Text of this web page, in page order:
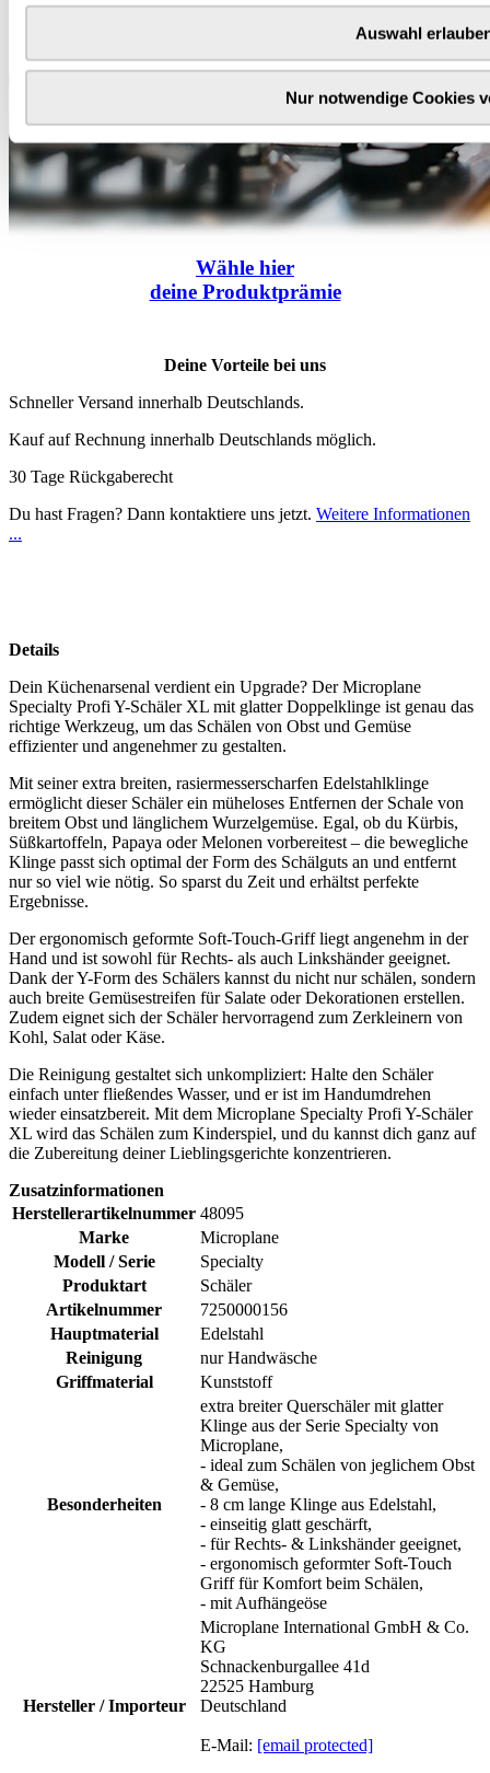
Auswahl
Nur notwendige Cookies
Wähle hier
deine Produktprämie
Deine Vorteile bei uns
Schneller Versand innerhalb Deutschlands.
Kauf auf Rechnung innerhalb Deutschlands möglich.
30 Tage Rückgaberecht
Du hast Fragen? Dann kontaktiere uns jetzt. Weitere Informationen
...
Details
Dein Küchenarsenal verdient ein Upgrade? Der Microplane
Specialty Profi Y-Schäler XL mit glatter Doppelklinge ist genau das
richtige Werkzeug, um das Schälen von Obst und Gemüse
effizienter und angenehmer zu gestalten.
Mit seiner extra breiten, rasiermesserscharfen Edelstahlklinge
ermöglicht dieser Schäler ein müheloses Entfernen der Schale von
breitem Obst und länglichem Wurzelgemüse. Egal, ob du Kürbis,
Süßkartoffeln, Papaya oder Melonen vorbereitest – die bewegliche
Klinge passt sich optimal der Form des Schälguts an und entfernt
nur so viel wie nötig. So sparst du Zeit und erhältst perfekte
Ergebnisse.
Der ergonomisch geformte Soft-Touch-Griff liegt angenehm in der
Hand und ist sowohl für Rechts- als auch Linkshänder geeignet.
Dank der Y-Form des Schälers kannst du nicht nur schälen, sondern
auch breite Gemüsestreifen für Salate oder Dekorationen erstellen.
Zudem eignet sich der Schäler hervorragend zum Zerkleinern von
Kohl, Salat oder Käse.
Die Reinigung gestaltet sich unkompliziert: Halte den Schäler
einfach unter fließendes Wasser, und er ist im Handumdrehen
wieder einsatzbereit. Mit dem Microplane Specialty Profi Y-Schäler
XL wird das Schälen zum Kinderspiel, und du kannst dich ganz auf
die Zubereitung deiner Lieblingsgerichte konzentrieren.
Zusatzinformationen
Herstellerartikelnummer 48095
Marke
Microplane
Modell / Serie
Specialty
Produktart
Schäler
Artikelnummer
7250000156
Hauptmaterial
Edelstahl
Reinigung
nur Handwäsche
Griffmaterial
Kunststoff
Besonderheiten
extra breiter Querschäler mit glatter
Klinge aus der Serie Specialty von
Microplane,
- ideal zum Schälen von jeglichem Obst
& Gemüse,
- 8 cm lange Klinge aus Edelstahl,
- einseitig glatt geschärft,
- für Rechts- & Linkshänder geeignet,
- ergonomisch geformter Soft-Touch
Griff für Komfort beim Schälen,
- mit Aufhängeöse
Hersteller / Importeur
Microplane International GmbH & Co.
KG
Schnackenburgallee 41d
22525 Hamburg
Deutschland
E-Mail: [email protected]